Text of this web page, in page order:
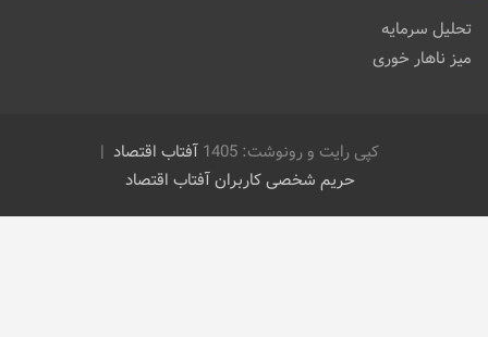
تحلیل سرمایه
میز ناهار خوری
کپی رایت و رونوشت: 1405
آفتاب اقتصاد
حریم شخصی کاربران آفتاب اقتصاد